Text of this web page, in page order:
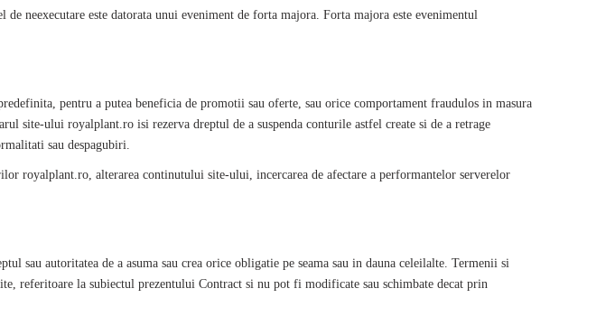
neexecutare este datorata unui eveniment de forta majora. Forta majora este evenimentul
pentru a putea beneficia de promotii sau oferte, sau orice comportament fraudulos in masura
site-ului royalplant .ro isi rezerva dreptul de a suspenda conturile astfel create si de a retrage
sau despagubiri.
royalplant .ro, alterarea continutului site-ului, incercarea de afectare a performantelor serverelor
sau autoritatea de a asuma sau crea orice obligatie pe seama sau in dauna celeilalte. Termenii si
referitoare la subiectul prezentului Contract si nu pot fi modificate sau schimbate decat prin